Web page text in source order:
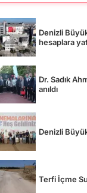
Denizli
hesaplara
Dr. Sadık
anıldı
Denizli
Terfi İçme